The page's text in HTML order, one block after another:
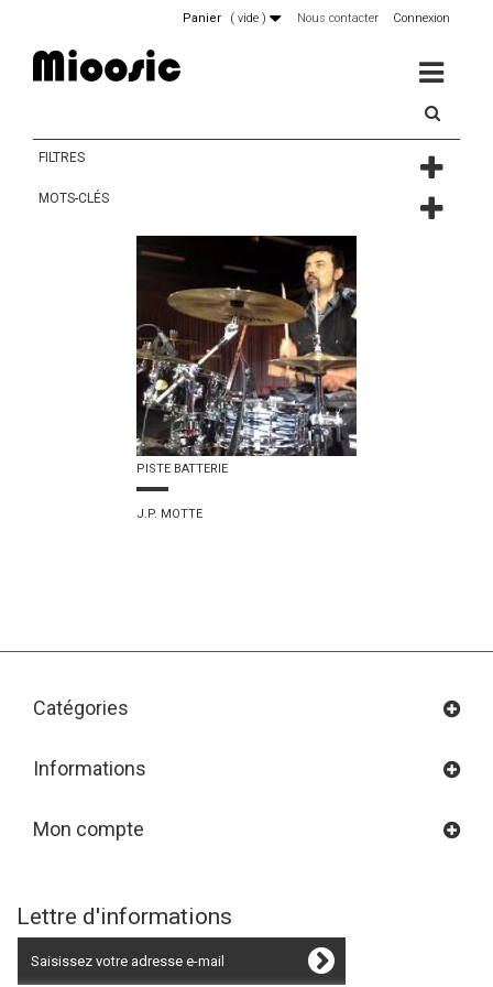
Connexion
Nous contacter
Panier ( vide )
MENU
FILTRES
MOTS-CLÉS
PISTE BATTERIE
J.P. MOTTE
Catégories
Informations
Mon compte
Lettre d'informations